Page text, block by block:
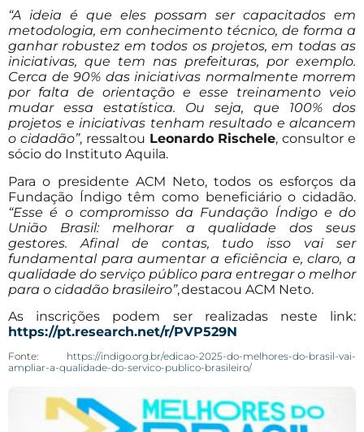
“A ideia é que eles possam ser capacitados em
metodologia, em conhecimento técnico, de forma a
ganhar robustez em todos os projetos, em todas as
iniciativas, que tem nas prefeituras, por exemplo.
Cerca de 90% das iniciativas normalmente morrem
por falta de orientação e esse treinamento veio
mudar essa estatística. Ou seja, que 100% dos
projetos e iniciativas tenham resultado e alcancem
o cidadão”, ressaltou Leonardo Rischele, consultor e
sócio do Instituto Aquila.
Para o presidente ACM Neto, todos os esforços da
Fundação Índigo têm como beneficiário o cidadão.
“Esse é o compromisso da Fundação Índigo e do
União Brasil: melhorar a qualidade dos seus
gestores. Afinal de contas, tudo isso vai ser
fundamental para aumentar a eficiência e, claro, a
qualidade do serviço público para entregar o melhor
para o cidadão brasileiro”, destacou ACM Neto.
As inscrições podem ser realizadas neste link:
https://pt.research.net/r/PVP529N
Fonte: https://indigo.org.br/edicao-2025-do-melhores-do-brasil-vai-
ampliar-a-qualidade-do-servico-publico-brasileiro/